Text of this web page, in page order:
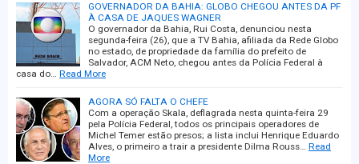
GOVERNADOR DA BAHIA: GLOBO CHEGOU ANTES DA PF
À CASA DE JAQUES WAGNER
O governador da Bahia, Rui Costa, denunciou nesta
segunda-feira (26), que a TV Bahia, afiliada da Rede Globo
no estado, de propriedade da família do prefeito de
Salvador, ACM Neto, chegou antes da Polícia Federal à
casa do… Read More
AGORA SÓ FALTA O CHEFE
Com a operação Skala, deflagrada nesta quinta-feira 29
pela Polícia Federal, todos os principais operadores de
Michel Temer estão presos; a lista inclui Henrique Eduardo
Alves, o primeiro a trair a presidente Dilma Rouss… Read
More